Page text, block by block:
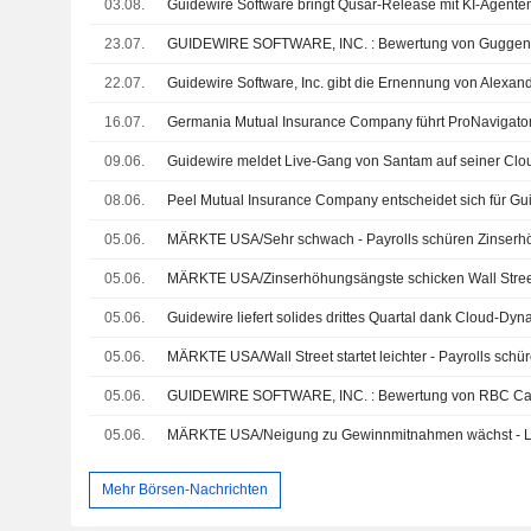
03.08.
23.07.
22.07.
16.07.
09.06.
08.06.
05.06. MÄRKTE USA/Sehr schwach - Payrolls schüren
05.06. MÄRKTE USA/Zinserhöhungsängste schicken Wall
05.06. Guidewire liefert solides drittes Quartal dank Cloud-
05.06. MÄRKTE USA/Wall Street startet leichter - Payrolls
05.06.
05.06.
Mehr Börsen-Nachrichten